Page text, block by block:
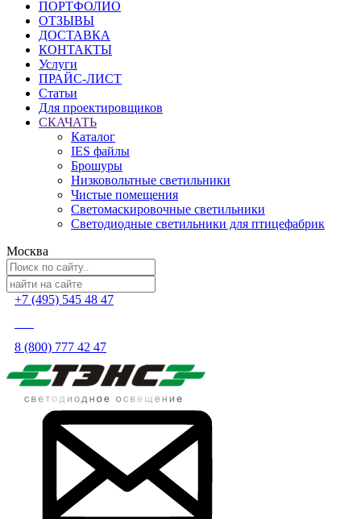
ПОРТФОЛИО
ОТЗЫВЫ
ДОСТАВКА
КОНТАКТЫ
Услуги
ПРАЙС-ЛИСТ
Статьи
Для проектировщиков
СКАЧАТЬ
Каталог
IES файлы
Брошуры
Низковольтные светильники
Чистые помещения
Светомаскировочные светильники
Светодиодные светильники для птицефабрик
Москва
+7 (495) 545 48 47
8 (800) 777 42 47